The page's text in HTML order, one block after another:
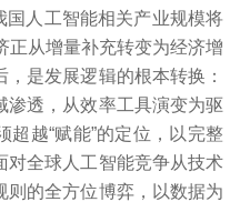
国人工智能相关产业规模将
正从增量补充转变为经济增
是发展逻辑的根本转换：
渗透，从效率工具演变为驱
越“赋能”的定位，以完整
对全球人工智能竞争从技术
则的全方位博弈，以数据为